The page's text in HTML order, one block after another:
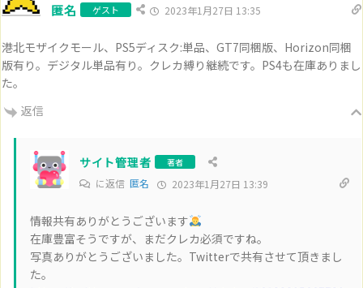
匿名 ゲスト 2023年1月27日 13:35
港北モザイクモール、PS5ディスク:単品、GT7同梱版、Horizon同梱
版有り。デジタル単品有り。クレカ縛り継続です。PS4も在庫ありまし
た。
返信
サイト管理者 著者
に返信 匿名 2023年1月27日 13:39
情報共有ありがとうございます
在庫豊富そうですが、まだクレカ必須ですね。
写真ありがとうございました。Twitterで共有させて頂きまし
た。